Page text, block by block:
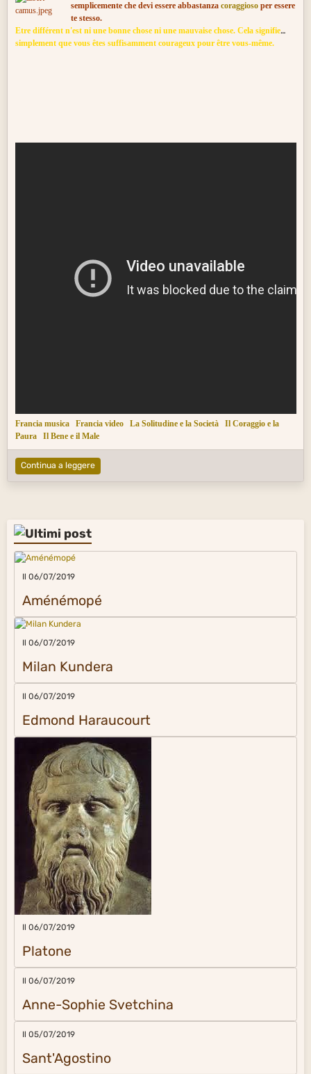
semplicemente che devi essere abbastanza coraggiosoper essere
te stesso.
Etre différent n'est ni une bonne chose ni une mauvaise chose. Cela signifie
simplement que vous êtes suffisamment courageux pour être vous-même.
Francia musica Francia video La Solitudine e la Società
Il Coraggio e la
Paura
Il Bene e il Male
Continua a leggere
Il 06/07/2019
Aménémopé
Il 06/07/2019
Milan Kundera
Il 06/07/2019
Edmond Haraucourt
Il 06/07/2019
Platone
Il 06/07/2019
Anne-Sophie Svetchina
Il 05/07/2019
Sant'Agostino